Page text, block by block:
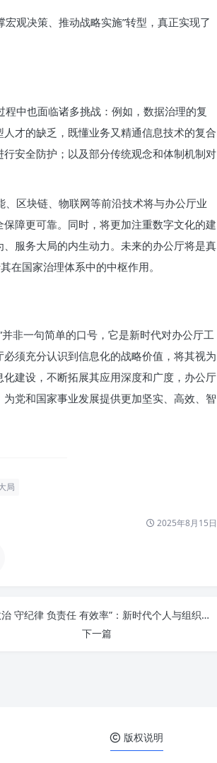
观决策、推动战略实施”转型，真正实现了
中也面临诸多挑战：例如，数据治理的复
才的缺乏，既懂业务又精通信息技术的复合
安全防护；以及部分传统观念和体制机制对
区块链、物联网等前沿技术将与办公厅业
障更可靠。同时，将更加注重数字文化的建
服务大局的内生动力。未来的办公厅将是真
在国家治理体系中的中枢作用。
非一句简单的口号，它是新时代对办公厅工
须充分认识到信息化的战略价值，将其视为
建设，不断拓展其应用深度和广度，办公厅
党和国家事业发展提供更加坚实、高效、智
局
2025年8月15日
“讲政治 守纪律 负责任 有效率”：新时代个人与组织卓越发展的核心密码
下一篇
版权说明